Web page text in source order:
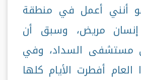
أنني أعمل في منطقة
إنسان مريض، وسبق أن
مستشفى السداد، وفي
أفطرت الأيام كلها